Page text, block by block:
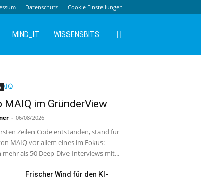
Datenschutz Cookie Einstellungen
MIND_IT WISSENSBITS
MAIQ im GründerView
- 06/08/2026
Zeilen Code entstanden, stand für
MAIQ vor allem eines im Fokus:
als 50 Deep-Dive-Interviews mit...
Frischer Wind für den KI-